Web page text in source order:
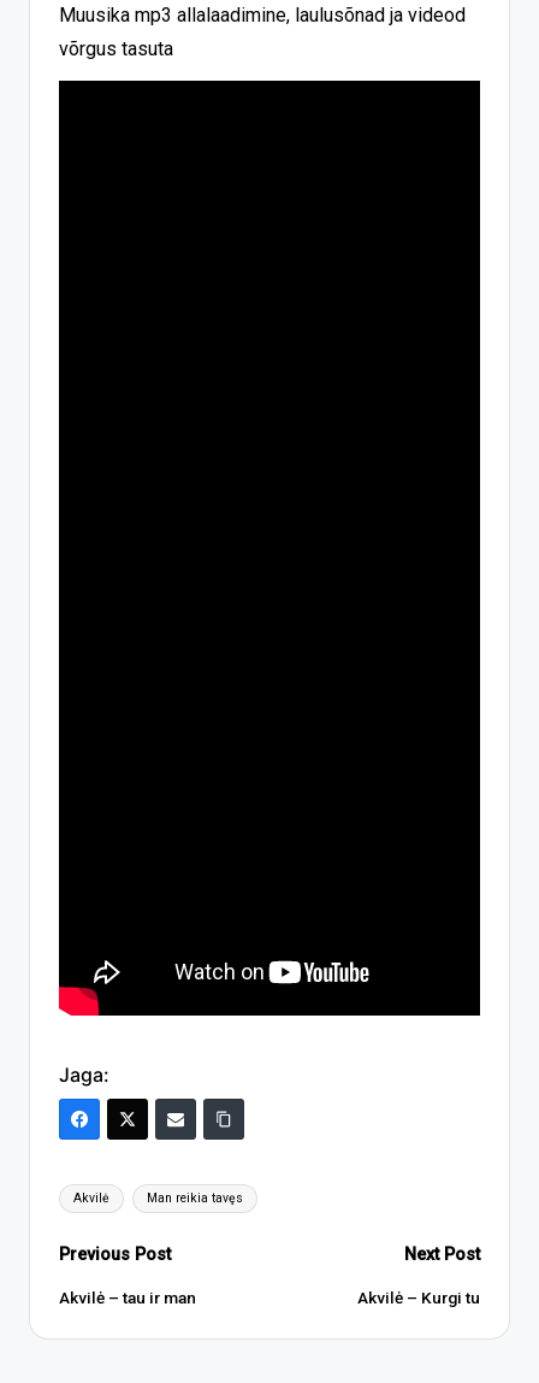
Muusika mp3 allalaadimine, laulusõnad ja videod
võrgus tasuta
Jaga:
Tags:
Akvilė Man reikia tavęs
Post
navigation
Previous Post
Akvilė – tau ir man
Next Post
Akvilė – Kurgi tu